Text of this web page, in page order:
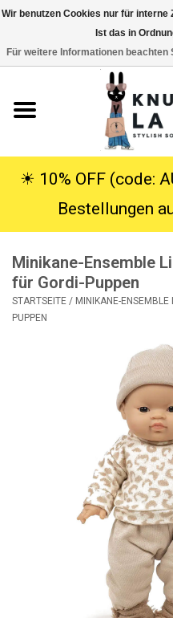
Kuscheltiere
SALE
Geschenke
☀︎ 10% OFF (code:
Bestellungen
Minikane-Ensemble
für Gordi-Puppen
STARTSEITE / MINIKANE-ENSEMBLE
PUPPEN
Wir benutzen Cookies nur für interne
Ist das in
Für weitere Informationen